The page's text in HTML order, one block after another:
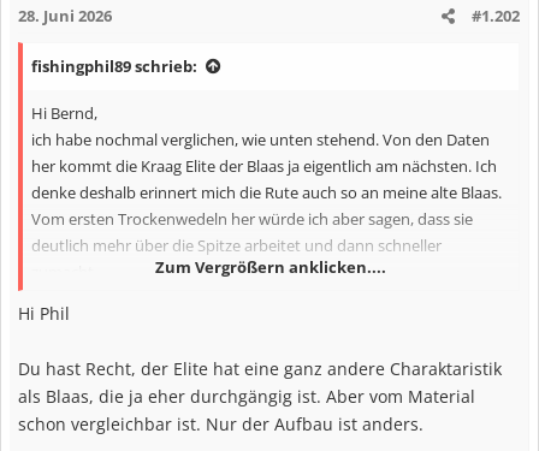
o
e
:
28. Juni 2026 #1.202
fishingphil89 schrieb:
Hi Bernd,
ich habe nochmal verglichen, wie unten stehend. Von den Daten
her kommt die Kraag Elite der Blaas ja eigentlich am nächsten. Ich
denke deshalb erinnert mich die Rute auch so an meine alte Blaas.
Vom ersten Trockenwedeln her würde ich aber sagen, dass sie
deutlich mehr über die Spitze arbeitet und dann schneller
Kraag XF SKXF 7011
Butt: 9,70
Blaas XF SLXF 7010
Tip: 1,40
Zum Vergrößern anklicken....
Hi Phil
Du hast Recht, der Elite hat eine ganz andere Charaktaristik
als Blaas, die ja eher durchgängig ist. Aber vom Material
schon vergleichbar ist. Nur der Aufbau ist anders.